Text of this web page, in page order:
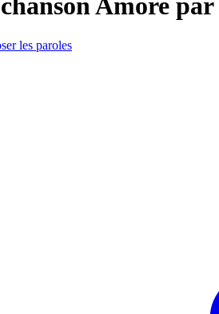
Amore par
les paroles